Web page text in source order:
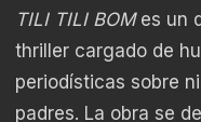
TILI TILI BOMes un
thriller cargado de
periodísticas sobre
padres. La obra se